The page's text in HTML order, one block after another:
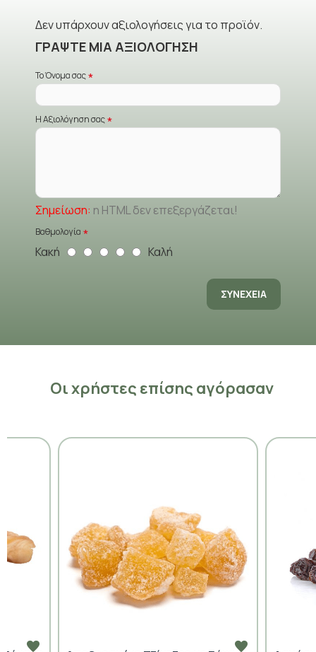
Δεν υπάρχουν αξιολογήσεις για το προϊόν.
ΓΡΆΨΤΕ ΜΙΑ ΑΞΙΟΛΌΓΗΣΗ
Το Όνομα σας
Η Αξιολόγηση σας
Σημείωση: η HTML δεν επεξεργάζεται!
Βαθμολογία
Κακή Καλή
ΣΥΝΈΧΕΙΑ
Οι χρήστες επίσης αγόρασαν